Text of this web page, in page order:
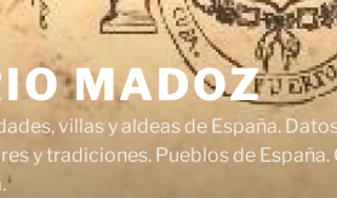
MADOZ
villas y aldeas de España.
y tradiciones. Pueblos de